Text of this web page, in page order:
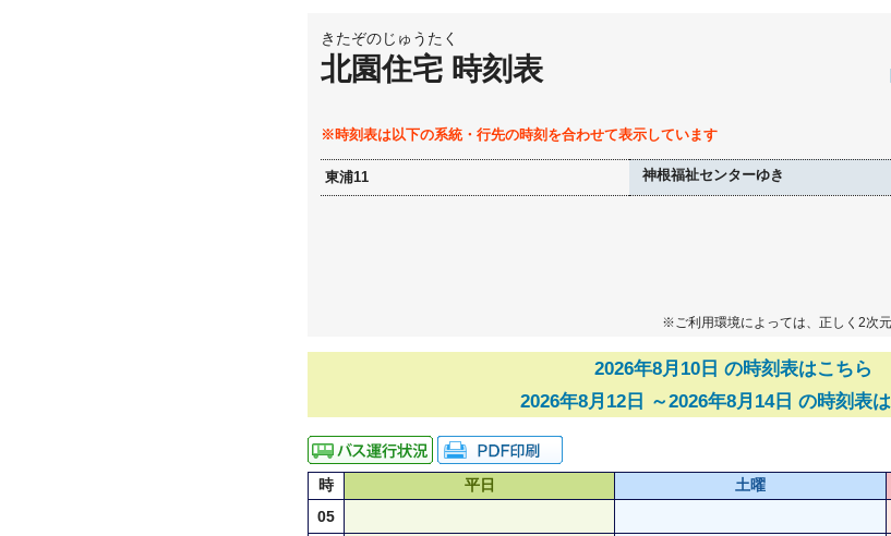
きたぞのじゅうたく
北園住宅 時刻表
※時刻表は以下の系統・行先の時刻を合わせて表示しています
東浦11 神根福祉センターゆき
※ご利用環境によっては、正しく2次
2026年8月10日 の時刻表はこちら
2026年8月12日 ～2026年8月14日 の時刻表
時 平日 土曜
05